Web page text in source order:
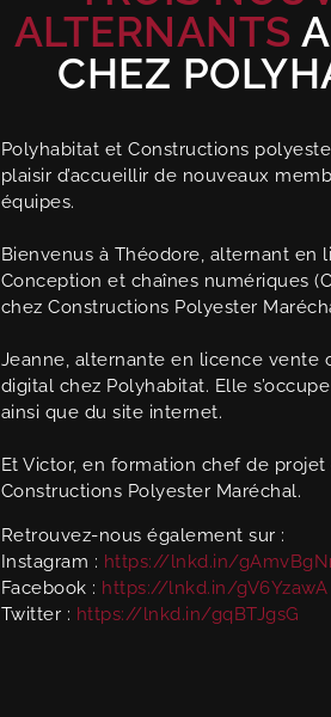
ALTERNANTS
CHEZ
Polyhabitat et Constructions
plaisir d’accueillir de nouveaux
équipes.
Bienvenus à Théodore, alternant en
Conception et chaînes numériques
chez Constructions Polyester
Jeanne, alternante en licence vente
digital chez Polyhabitat. Elle
ainsi que du site internet.
Et Victor, en formation chef de
Constructions Polyester Maréchal.
Retrouvez-nous également sur :
Instagram : https://lnkd.in/
Facebook : https://lnkd.in/gV6YzawA
Twitter : https://lnkd.in/gqBTJgsG